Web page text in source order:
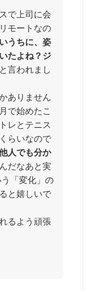
で上司に会
モートなの
うちに、姿
たよね？ジ
言われまし
ありません
で始めたこ
レとテニス
らいなので
人でも分か
んだなあと実
「変化」の
と嬉しいで
るよう頑張